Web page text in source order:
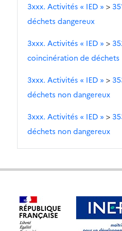
3xxx. Activités « IED » >
déchets dangereux
3xxx. Activités « IED » >
coincinération de déchets
3xxx. Activités « IED » >
déchets non dangereux
3xxx. Activités « IED » >
déchets non dangereux